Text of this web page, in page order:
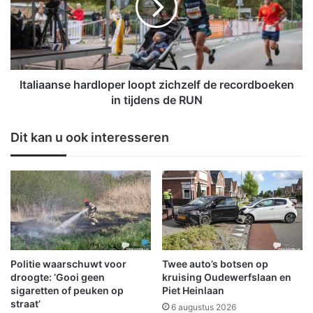
e
s
e
r
i
j
s
t
t
r
e
k
k
e
r
C
i
a
n
s
d
l
o
p
e
r
l
o
o
p
t
z
Italiaanse hardloper loopt zichzelf de recordboeken
in tijdens de RUN
Dit kan u ook interesseren
Politie waarschuwt voor
droogte: ‘Gooi geen
sigaretten of peuken op
straat’
Twee auto’s botsen op
kruising Oudewerfslaan en
Piet Heinlaan
6 augustus 2026